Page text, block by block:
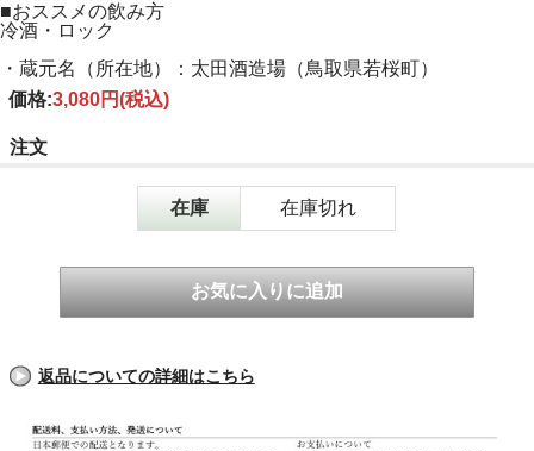
■おススメの飲み方
冷酒・ロック
・蔵元名（所在地）：太田酒造場（鳥取県若桜町）
価格:3,080円(税込)
注文
在庫 在庫切れ
返品についての詳細はこちら